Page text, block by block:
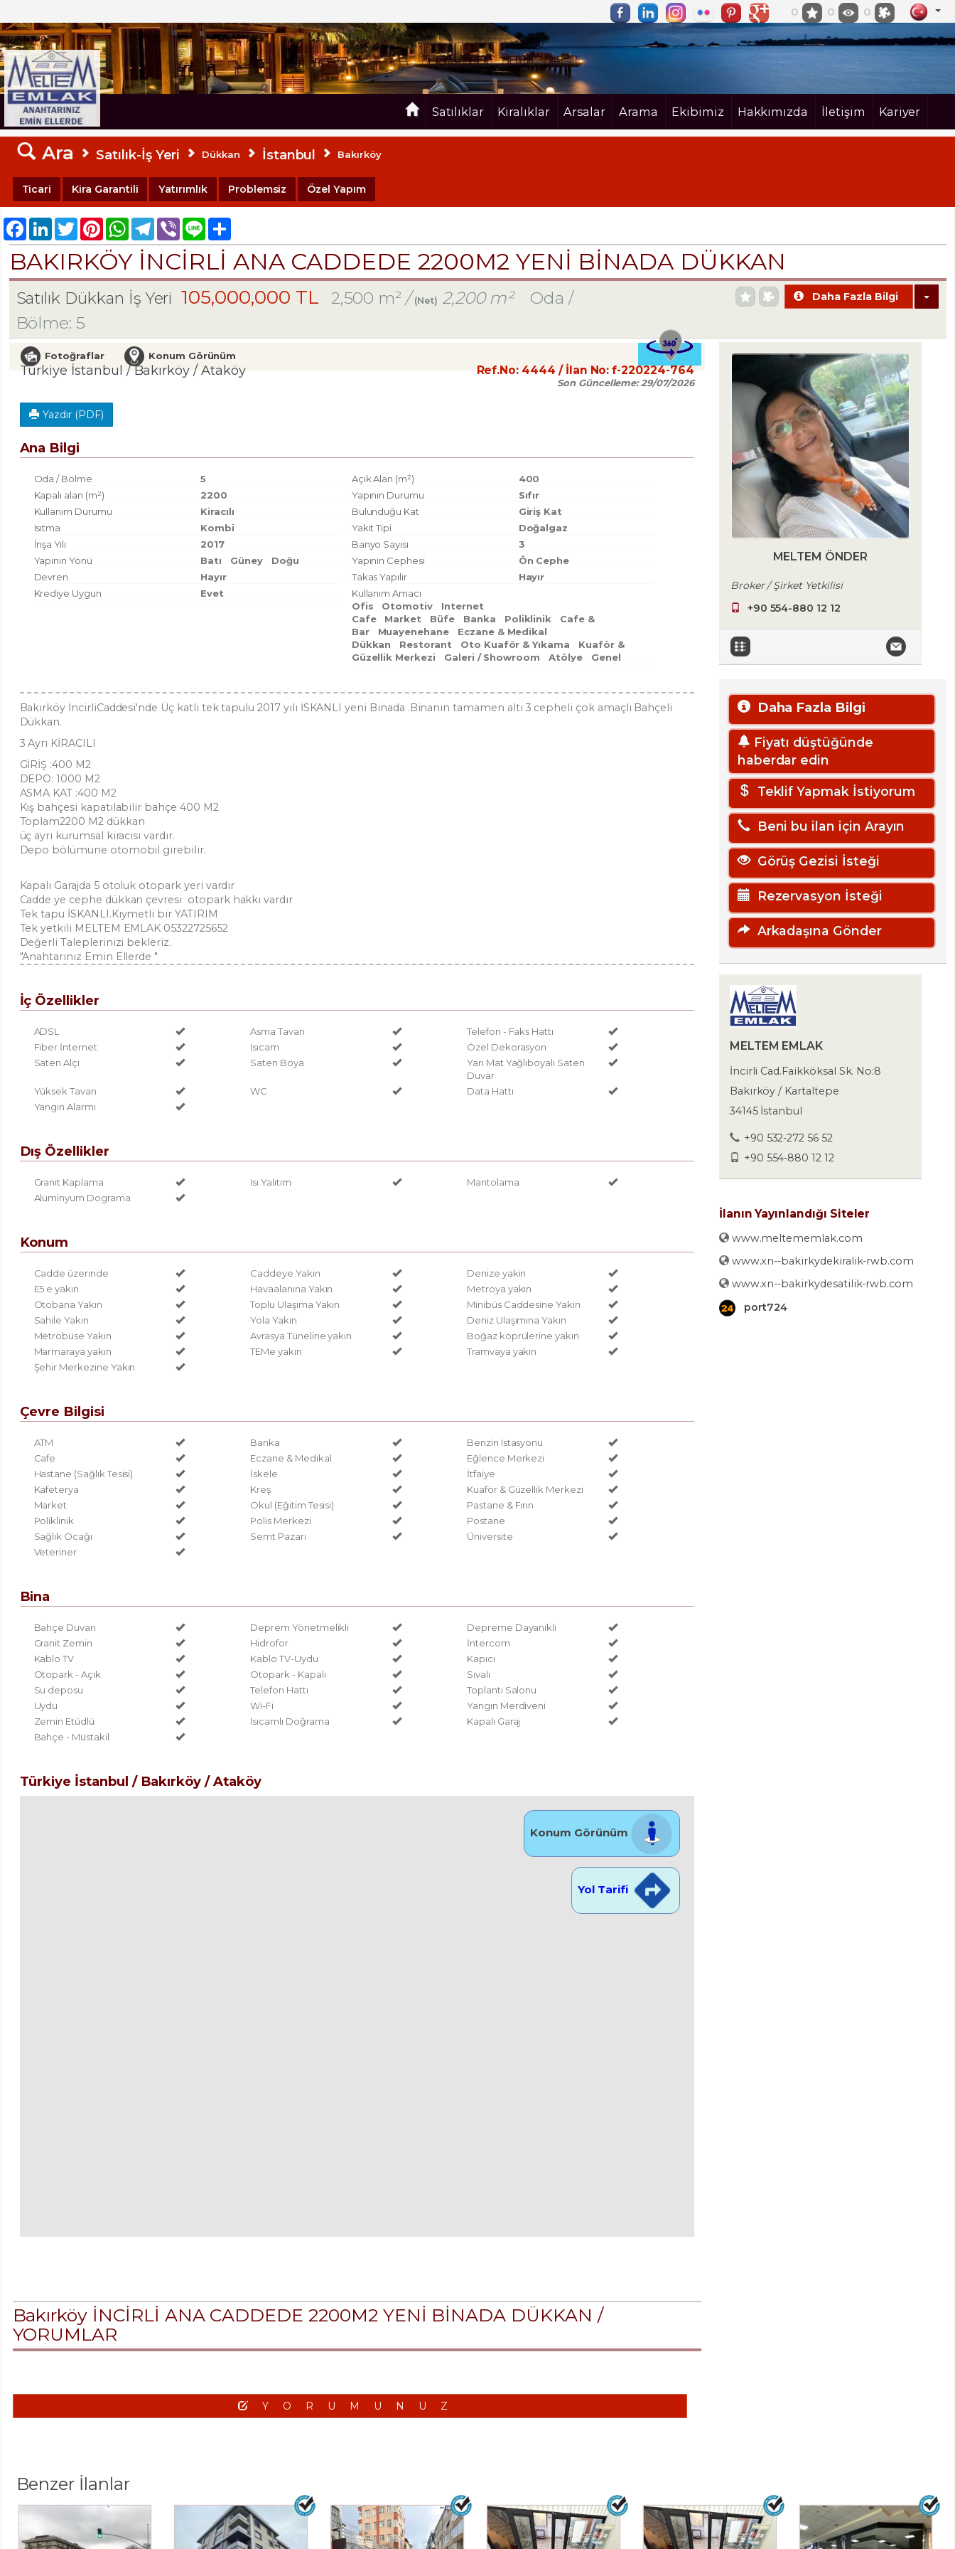
0 0 0
Satılıklar Kiralıklar Arsalar Arama Ekibimiz Hakkımızda İletişim Kariyer
Ara Satılık-İş Yeri Dükkan İstanbul Bakırköy
Ticari Kira Garantili Yatırımlık Problemsiz Özel Yapım
Facebook
LinkedInTwitterPinterestWhatsAppTelegram
Viber Line Share
BAKIRKÖY İNCİRLİ ANA CADDEDE 2200M2 YENİ BİNADA DÜKKAN
Satılık Dükkan İş Yeri 105,000,000 TL 2,500 m²/(Net) 2,200 m²
Oda /
Bölme: 5
Daha Fazla Bilgi
Fotoğraflar Konum Görünüm
Türkiye İstanbul / Bakırköy / Ataköy Ref.No: 4444 / İlan No:f-220224-764
Son Güncelleme:29/07/2026
Yazdır (PDF)
Ana Bilgi
Oda / Bölme 5 Açık Alan (m²)
400
Kapalı alan (m²)
2200 Yapının Durumu
Sıfır
Kullanım Durumu
Kiracılı Bulunduğu Kat
Giriş Kat
Isıtma
Kombi Yakıt Tipi
Doğalgaz
İnşa Yılı
2017 Banyo Sayısı
3
Yapının Yönü
Batı Güney Doğu Yapının Cephesi
Ön Cephe
Devren
Hayır Takas Yapılır
Hayır
Krediye Uygun
Evet
Kullanım Amacı
Ofis
Otomotiv
Internet
Cafe
Market Büfe Banka Poliklinik
Cafe &
Bar
Muayenehane
Eczane & Medikal
Dükkan
Restorant Oto Kuaför & Yıkama
Kuaför &
Güzellik Merkezi
Galeri / Showroom Atölye Genel
Bakırköy İncirliCaddesi'nde Üç katlı tek tapulu 2017 yılı İSKANLI yeni Binada .Binanın tamamen altı 3 cepheli çok amaçlı Bahçeli
Dükkan.
3 Ayrı KİRACILI
GİRİŞ :400 M2
DEPO: 1000 M2
ASMA KAT :400 M2
Kış bahçesi kapatılabilir bahçe 400 M2
Toplam2200 M2 dükkan
üç ayrı kurumsal kiracısı vardır.
Depo bölümüne otomobil girebilir.
Kapalı Garajda 5 otoluk otopark yeri vardır
Cadde ye cephe dükkan çevresi otopark hakkı vardır
Tek tapu İSKANLI.Kıymetli bir YATIRIM
Tek yetkili MELTEM EMLAK 05322725652
Değerli Taleplerinizi bekleriz.
"Anahtarınız Emin Ellerde "
İç Özellikler
ADSL Asma Tavan
Telefon - Faks Hattı
Fiber İnternet
Isıcam
Özel Dekorasyon
Saten Alçı
Saten Boya
Yarı Mat Yağlıboyalı Saten
Duvar
Yüksek Tavan
WC
Data Hattı
Yangın Alarmı
Dış Özellikler
Granit Kaplama Isı Yalıtım
Mantolama
Alüminyum Dograma
Konum
Cadde üzerinde Caddeye Yakin
Denize yakin
E5 e yakın
Havaalanına Yakın
Metroya yakın
Otobana Yakın
Toplu Ulaşıma Yakın
Minibüs Caddesine Yakin
Sahile Yakın
Yola Yakin
Deniz Ulaşımına Yakın
Metrobüse Yakın
Avrasya Tüneline yakın
Boğaz köprülerine yakın
Marmaraya yakın
TEMe yakın
Tramvaya yakın
Şehir Merkezine Yakın
Çevre Bilgisi
ATM Banka
Benzin Istasyonu
Cafe
Eczane & Medikal
Eğlence Merkezi
Hastane (Sağlık Tesisi)
İskele
İtfaiye
Kafeterya
Kreş
Kuaför & Güzellik Merkezi
Market
Okul (Eğitim Tesisi)
Pastane & Fırın
Poliklinik
Polis Merkezi
Postane
Sağlık Ocağı
Semt Pazarı
Üniversite
Veteriner
Bina
Bahçe Duvarı Deprem Yönetmelikli
Depreme Dayanikli
Granit Zemin
Hidrofor
İntercom
Kablo TV
Kablo TV-Uydu
Kapıcı
Otopark - Açık
Otopark - Kapalı
Sıvalı
Su deposu
Telefon Hattı
Toplantı Salonu
Uydu
Wi-Fi
Yangın Merdiveni
Zemin Etüdlü
Isıcamlı Doğrama
Kapalı Garaj
Bahçe - Müstakil
Türkiye İstanbul / Bakırköy / Ataköy
Konum Görünüm
Yol Tarifi
Bakırköy İNCİRLİ ANA CADDEDE 2200M2 YENİ BİNADA DÜKKAN /
YORUMLAR
YORUMUNUZ
MELTEM ÖNDER
Broker / Şirket Yetkilisi
+90 554-880 12 12
Daha Fazla Bilgi
Fiyatı düştüğünde
haberdar edin
Teklif Yapmak İstiyorum
Beni bu ilan için Arayın
Görüş Gezisi İsteği
Rezervasyon İsteği
Arkadaşına Gönder
MELTEM EMLAK
İncirli Cad.Faikköksal Sk. No:8
Bakırköy / Kartaltepe
34145 İstanbul
+90 532-272 56 52
+90 554-880 12 12
İlanın Yayınlandığı Siteler
www.meltememlak.com
www.xn--bakirkydekiralik-rwb.com
www.xn--bakirkydesatilik-rwb.com
port724
Benzer İlanlar